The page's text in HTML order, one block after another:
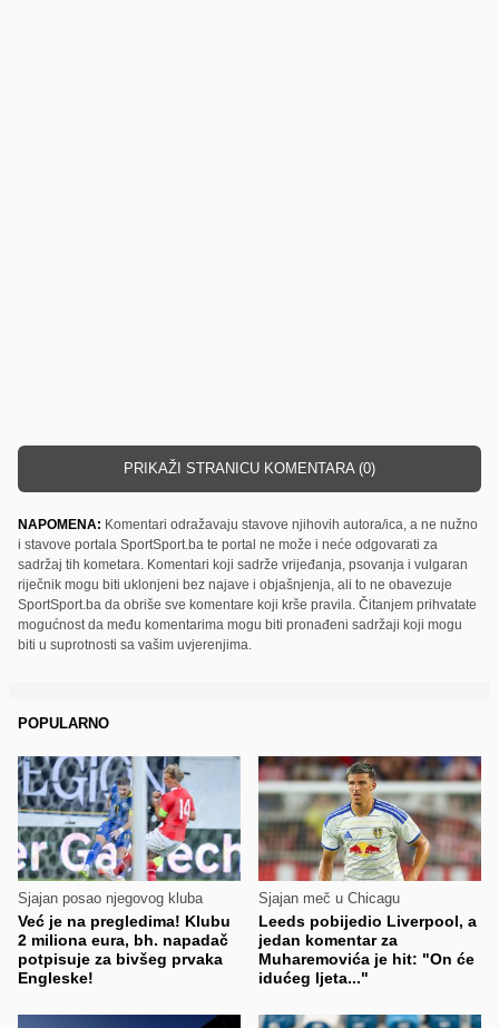
PRIKAŽI STRANICU KOMENTARA (0)
NAPOMENA: Komentari odražavaju stavove njihovih autora/ica, a ne nužno
i stavove portala SportSport.ba te portal ne može i neće odgovarati za
sadržaj tih kometara. Komentari koji sadrže vrijeđanja, psovanja i vulgaran
riječnik mogu biti uklonjeni bez najave i objašnjenja, ali to ne obavezuje
SportSport.ba da obriše sve komentare koji krše pravila. Čitanjem prihvatate
mogućnost da među komentarima mogu biti pronađeni sadržaji koji mogu
biti u suprotnosti sa vašim uvjerenjima.
POPULARNO
Sjajan posao njegovog kluba
Već je na pregledima! Klubu
2 miliona eura, bh. napadač
potpisuje za bivšeg prvaka
Engleske!
Sjajan meč u Chicagu
Leeds pobijedio Liverpool, a
jedan komentar za
Muharemovića je hit: "On će
idućeg ljeta..."